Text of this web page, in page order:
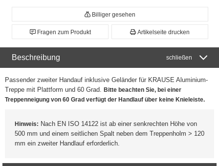
Billiger gesehen
Fragen zum Produkt Artikelseite drucken
Beschreibung schließen
Passender zweiter Handauf inklusive Geländer für KRAUSE Aluminium-
Treppe mit Plattform und 60 Grad. Bitte beachten Sie, bei einer
Treppenneigung von 60 Grad verfügt der Handlauf über keine Knieleiste.
Hinweis: Nach EN ISO 14122 ist ab einer senkrechten Höhe von
500 mm und einem seitlichen Spalt neben dem Treppenholm > 120
mm ein zweiter Handlauf erforderlich.